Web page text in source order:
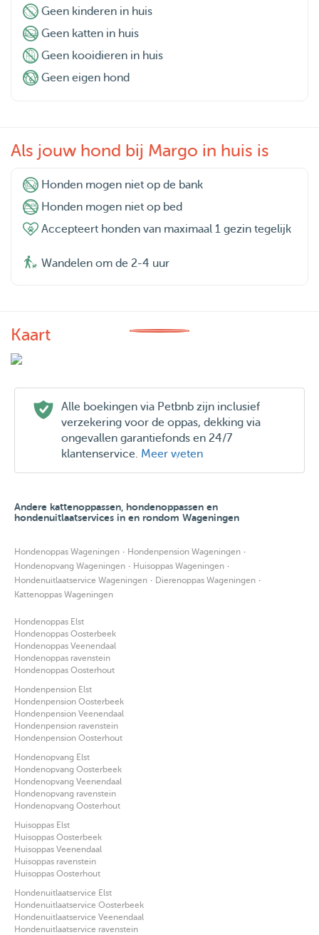
Geen kinderen in huis
Geen katten in huis
Geen kooidieren in huis
Geen eigen hond
Als jouw hond bij Margo in huis is
Honden mogen niet op de bank
Honden mogen niet op bed
Accepteert honden van maximaal 1 gezin tegelijk
Wandelen om de 2-4 uur
Kaart
Alle boekingen via Petbnb zijn inclusief
verzekering voor de oppas, dekking via
ongevallen garantiefonds en 24/7
klantenservice. Meer weten
Andere kattenoppassen, hondenoppassen en
hondenuitlaatservices in en rondom Wageningen
Hondenoppas Wageningen · Hondenpension Wageningen ·
Hondenopvang Wageningen · Huisoppas Wageningen ·
Hondenuitlaatservice Wageningen · Dierenoppas Wageningen ·
Kattenoppas Wageningen
Hondenoppas Elst
Hondenoppas Oosterbeek
Hondenoppas Veenendaal
Hondenoppas ravenstein
Hondenoppas Oosterhout
Hondenpension Elst
Hondenpension Oosterbeek
Hondenpension Veenendaal
Hondenpension ravenstein
Hondenpension Oosterhout
Hondenopvang Elst
Hondenopvang Oosterbeek
Hondenopvang Veenendaal
Hondenopvang ravenstein
Hondenopvang Oosterhout
Huisoppas Elst
Huisoppas Oosterbeek
Huisoppas Veenendaal
Huisoppas ravenstein
Huisoppas Oosterhout
Hondenuitlaatservice Elst
Hondenuitlaatservice Oosterbeek
Hondenuitlaatservice Veenendaal
Hondenuitlaatservice ravenstein